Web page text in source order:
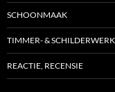
SCHOONMAAK
TIMMER- & SCHILDERWERK
REACTIE, RECENSIE